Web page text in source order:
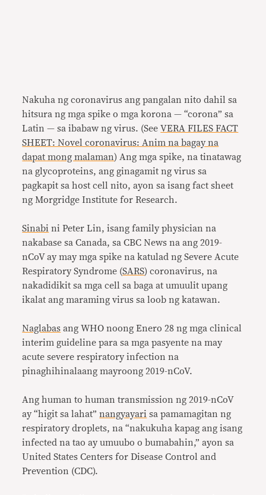
Nakuha ng coronavirus ang pangalan nito dahil sa
hitsura ng mga spike o mga korona — “corona” sa
Latin — sa ibabaw ng virus. (SeeVERA FILES FACT
SHEET: Novel coronavirus: Anim na bagay na
dapat mong malaman) Ang mga spike, na tinatawag
na glycoproteins, ang ginagamit ng virus sa
pagkapit sa host cell nito, ayon sa isang fact sheet
ng Morgridge Institute for Research.
Sinabi ni Peter Lin, isang family physician na
nakabase sa Canada, sa CBC News na ang 2019-
nCoV ay may mga spike na katulad ng Severe Acute
Respiratory Syndrome (SARS) coronavirus, na
nakadidikit sa mga cell sa baga at umuulit upang
ikalat ang maraming virus sa loob ng katawan.
Naglabas ang WHO noong Enero 28 ng mga clinical
interim guideline para sa mga pasyente na may
acute severe respiratory infection na
pinaghihinalaang mayroong 2019-nCoV.
Ang human to human transmission ng 2019-nCoV
ay “higit sa lahat”nangyayari sa pamamagitan ng
respiratory droplets, na “nakukuha kapag ang isang
infected na tao ay umuubo o bumabahin,” ayon sa
United States Centers for Disease Control and
Prevention (CDC).